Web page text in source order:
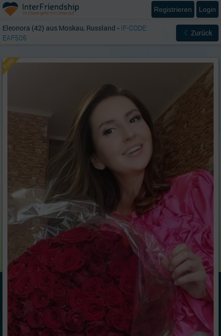
Eleonora (42) aus Moskau, Russland - IF-CODE:
EAF505
Zurück
Registrieren Login